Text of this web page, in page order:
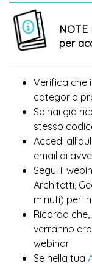
NOTE
per
Verifica che
categoria
Se hai già
stesso
Accedi
email di
Segui il
Architetti,
minuti) per
Ricorda
verranno
webinar
Se nella tua